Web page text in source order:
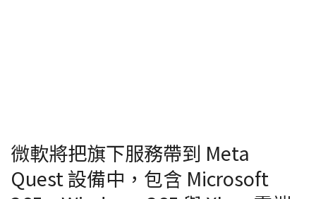
微軟將把旗下服務帶到 Meta
Quest 設備中，包含 Microsoft